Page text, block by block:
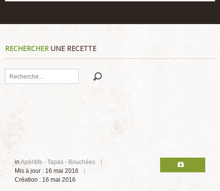
RECHERCHERUNE RECETTE
Rechercher
in Apéritifs - Tapas - Bouchées
Mis à jour : 16 mai 2016
Création : 16 mai 2016